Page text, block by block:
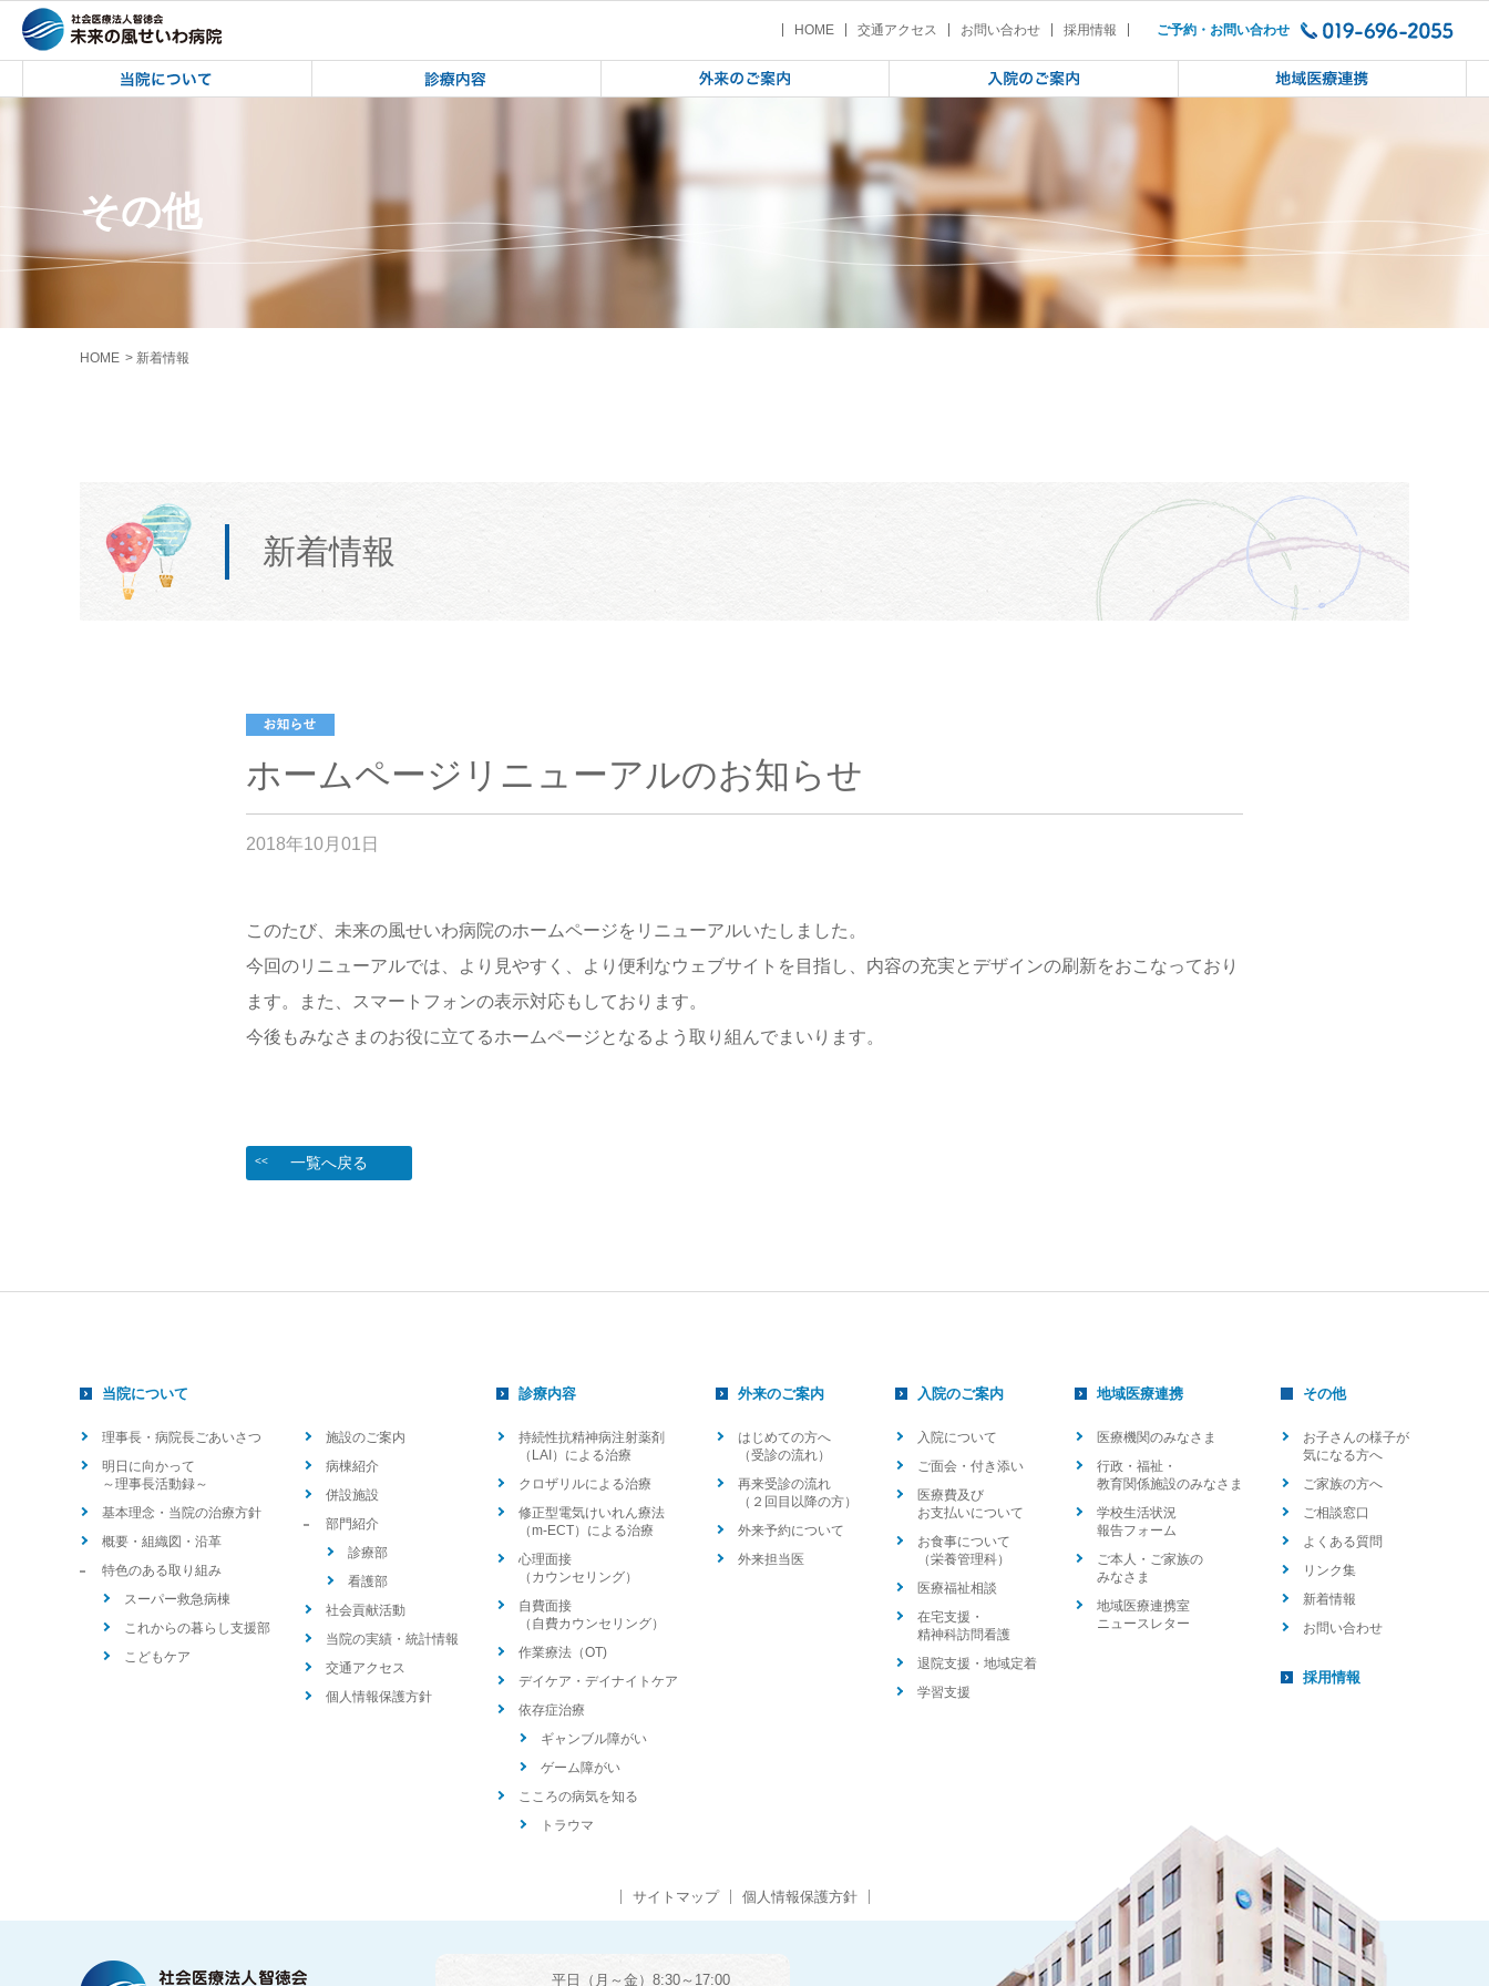
未来の風せいわ病院 | ホームページリニューアルのお知らせ
HOME 交通アクセス お問い合わせ 採用情報 ご予約・お問い合わせ
その他
HOME 新着情報
新着情報
ホームページリニューアルのお知らせ
2018年10月01日
このたび、未来の風せいわ病院のホームページをリニューアルいたしました。
今回のリニューアルでは、より見やすく、より便利なウェブサイトを目指し、内容の充実とデザインの刷新をおこなっており
ます。また、スマートフォンの表示対応もしております。
今後もみなさまのお役に立てるホームページとなるよう取り組んでまいります。
<< 一覧へ戻る
当院について
理事長・病院長ごあいさつ
明日に向かって
～理事長活動録～
基本理念・当院の治療方針
概要・組織図・沿革
特色のある取り組み
スーパー救急病棟
これからの暮らし支援部
こどもケア
施設のご案内
病棟紹介
併設施設
部門紹介
診療部
看護部
社会貢献活動
当院の実績・統計情報
交通アクセス
個人情報保護方針
診療内容
持続性抗精神病注射薬剤
（LAI）による治療
クロザリルによる治療
修正型電気けいれん療法
（m-ECT）による治療
心理面接
（カウンセリング）
自費面接
（自費カウンセリング）
作業療法（OT)
デイケア・デイナイトケア
依存症治療
ギャンブル障がい
ゲーム障がい
こころの病気を知る
トラウマ
外来のご案内
はじめての方へ
（受診の流れ）
再来受診の流れ
（２回目以降の方）
外来予約について
外来担当医
入院のご案内
入院について
ご面会・付き添い
医療費及び
お支払いについて
お食事について
（栄養管理科）
医療福祉相談
在宅支援・
精神科訪問看護
退院支援・地域定着
学習支援
地域医療連携
医療機関のみなさま
行政・福祉・
教育関係施設のみなさま
学校生活状況
報告フォーム
ご本人・ご家族の
みなさま
地域医療連携室
ニュースレター
その他
お子さんの様子が
気になる方へ
ご家族の方へ
ご相談窓口
よくある質問
リンク集
新着情報
お問い合わせ
採用情報
サイトマップ 個人情報保護方針
平日（月～金）8:30～17:00